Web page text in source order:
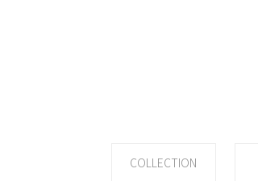
COLLECTION